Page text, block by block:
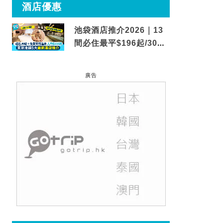
酒店優惠
池袋酒店推介2026｜13
間必住最平$196起/30秒
廣告